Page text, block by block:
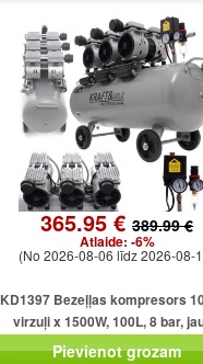
365.95 € 389.99 €
Atlaide: -6%
(No 2026-08-06 līdz 2026-08-
KD1397 Bezeļļas kompresors
virzuļi x 1500W, 100L, 8 bar,
jaudīgs modelis
Pievienot grozam